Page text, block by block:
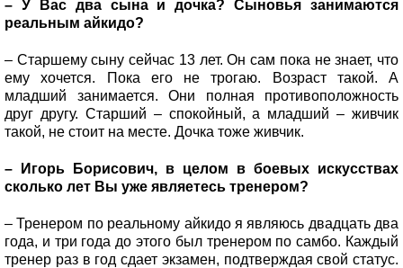
– У Вас два сына и дочка? Сыновья занимаются
реальным айкидо?
– Старшему сыну сейчас 13 лет. Он сам пока не знает, что
ему хочется. Пока его не трогаю. Возраст такой. А
младший занимается. Они полная противоположность
друг другу. Старший – спокойный, а младший – живчик
такой, не стоит на месте. Дочка тоже живчик.
– Игорь Борисович, в целом в боевых искусствах
сколько лет Вы уже являетесь тренером?
– Тренером по реальному айкидо я являюсь двадцать два
года, и три года до этого был тренером по самбо. Каждый
тренер раз в год сдает экзамен, подтверждая свой статус.